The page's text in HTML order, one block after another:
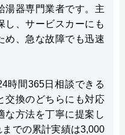
湯器専門業者です。主
し、サービスカーにも
め、急な故障でも迅速
時間365日相談できる
交換のどちらにも対応
な方法を丁寧に提案し
での累計実績は3,000